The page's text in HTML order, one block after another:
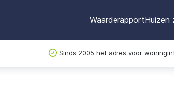
WaarderapportHuizen
Sinds 2005 het adres voor